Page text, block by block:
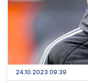
24.10.2023 09:39